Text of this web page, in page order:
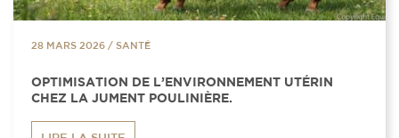
28 MARS 2026 / SANTÉ
OPTIMISATION DE L’ENVIRONNEMENT UTÉRIN
CHEZ LA JUMENT POULINIÈRE.